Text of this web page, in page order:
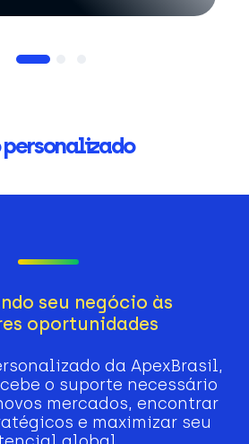
seu negócio às
oportunidades
da ApexBrasil,
o suporte necessário
mercados, encontrar
e maximizar seu